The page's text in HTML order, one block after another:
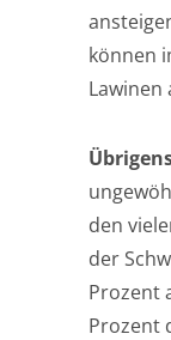
können
Lawinen
den
der
Prozent
Prozent